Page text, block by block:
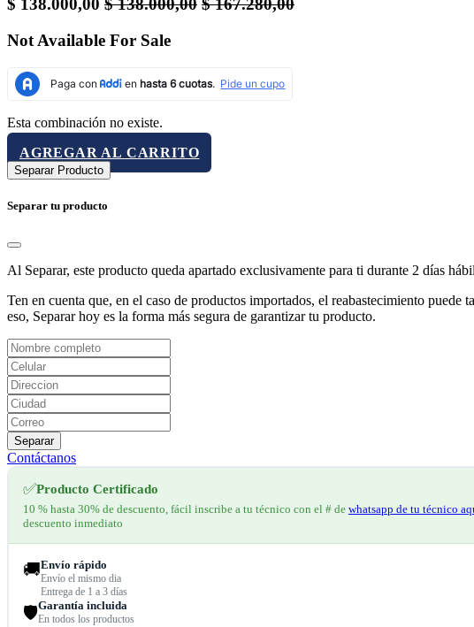
$ 138.000,00 $138.000,00 $167.280,00
Not Available For Sale
Esta combinación no existe.
AGREGAR AL CARRITO
Separar Producto
Separar tu producto
Al Separar, este producto queda apartado exclusivamente para ti durante 2 días
Ten en cuenta que, en el caso de productos importados, el reabastecimiento
eso, Separar hoy es la forma más segura de garantizar tu producto.
Separar
Contáctanos
✅Producto Certificado
10 % hasta 30% de descuento, fácil inscribe a tu técnico con el # de whatsapp de tu técnico
descuento inmediato
🚚Envío rápido
Envío el mismo dia
Entrega de 1 a 3 días
🛡️Garantía incluida
En todos los productos